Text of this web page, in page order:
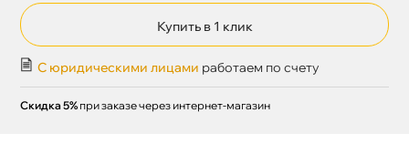
Купить в 1 клик
С юридическими лицами работаем по счету
Скидка 5% при заказе через интернет-магазин